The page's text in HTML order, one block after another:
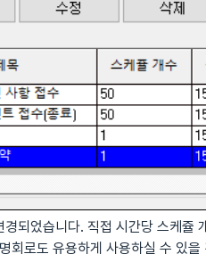
되었습니다. 직접 시간당 스케쥴
회로도 유용하게 사용하실 수 있을